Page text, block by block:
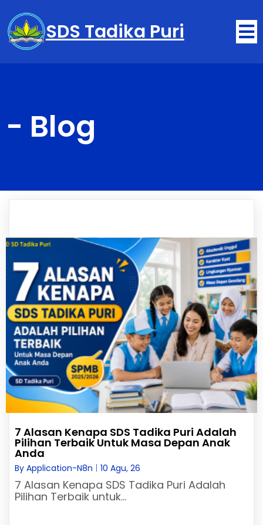
SDS Tadika Puri
- Blog
7 Alasan Kenapa SDS Tadika Puri Adalah
Pilihan Terbaik Untuk Masa Depan Anak
Anda
By Application-N8n 10 Agu, 26
7 Alasan Kenapa SDS Tadika Puri Adalah
Pilihan Terbaik untuk…